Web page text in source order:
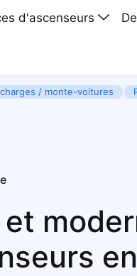
d'ascenseurs
/ monte-voitures